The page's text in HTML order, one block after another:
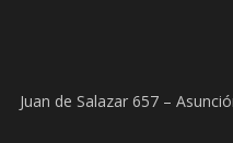
Juan de Salazar 657 –